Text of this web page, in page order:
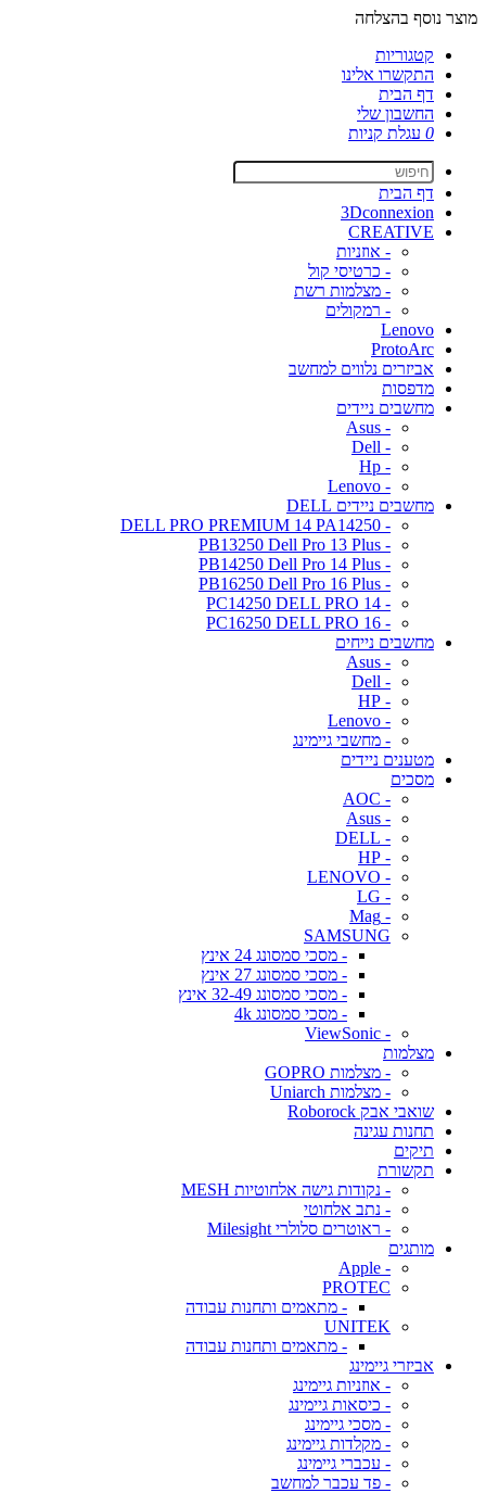
מוצר נוסף בהצלחה
קטגוריות
התקשרו אלינו
דף הבית
החשבון שלי
0 עגלת קניות
דף הבית
3Dconnexion
CREATIVE
- אוזניות
- כרטיסי קול
- מצלמות רשת
- רמקולים
Lenovo
ProtoArc
אביזרים נלווים למחשב
מדפסות
מחשבים ניידים
- Asus
- Dell
- Hp
- Lenovo
מחשבים ניידים DELL
- DELL PRO PREMIUM 14 PA14250
- PB13250 Dell Pro 13 Plus
- PB14250 Dell Pro 14 Plus
- PB16250 Dell Pro 16 Plus
- PC14250 DELL PRO 14
- PC16250 DELL PRO 16
מחשבים נייחים
- Asus
- Dell
- HP
- Lenovo
- מחשבי גיימינג
מטענים ניידים
מסכים
- AOC
- Asus
- DELL
- HP
- LENOVO
- LG
- Mag
SAMSUNG
- מסכי סמסונג 24 אינץ
- מסכי סמסונג 27 אינץ
- מסכי סמסונג 32-49 אינץ
- מסכי סמסונג 4k
- ViewSonic
מצלמות
- מצלמות GOPRO
- מצלמות Uniarch
שואבי אבק Roborock
תחנות עגינה
תיקים
תקשורת
- נקודות גישה אלחוטיות MESH
- נתב אלחוטי
- ראוטרים סלולרי Milesight
מותגים
- Apple
PROTEC
- מתאמים ותחנות עבודה
UNITEK
- מתאמים ותחנות עבודה
אביזרי גיימינג
- אוזניות גיימינג
- כיסאות גיימינג
- מסכי גיימינג
- מקלדות גיימינג
- עכברי גיימינג
- פד עכבר למחשב